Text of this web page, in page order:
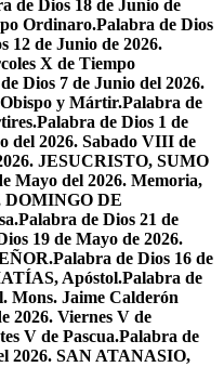
de Dios 18 de Junio de
Ordinaro.Palabra de Dios
12 de Junio de 2026.
X de Tiempo
Dios 7 de Junio del 2026.
y Mártir.Palabra de
Palabra de Dios 1 de
del 2026. Sabado VIII de
JESUCRISTO, SUMO
Mayo del 2026. Memoria,
DOMINGO DE
Palabra de Dios 21 de
19 de Mayo de 2026.
Palabra de Dios 16 de
Apóstol.Palabra de
Mons. Jaime Calderón
2026. Viernes V de
V de Pascua.Palabra de
2026. SAN ATANASIO,